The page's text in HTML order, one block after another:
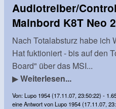
Audiotreiber/
Mainbord K8T Neo 2
Nach Totalabsturz habe ich
Hat fuktioniert - bis auf den
Board" über das MSI...
▶Weiterlesen...
Von: Lupo 1954 (17.11.07, 23:50:22) -
eine Antwort von Lupo 1954 (17.11.07,